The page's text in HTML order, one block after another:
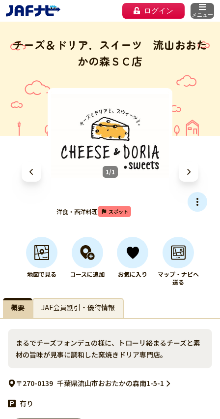
ログイン メニュー
チーズ＆ドリア．スイーツ 流山おおた
かの森ＳＣ店
1/1
洋食・西洋料理 スポット
地図で見る コースに追加 お気に入り
マップ・ナビへ
送る
概要 JAF会員割引・優待情報
まるでチーズフォンデュの様に、トローリ絡まるチーズと素
材の旨味が見事に調和した窯焼きドリア専門店。
〒270-0139 千葉県流山市おおたかの森南1-5-1
有り